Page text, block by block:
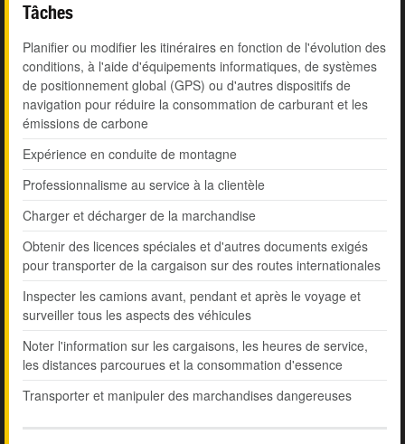
Tâches
Planifier ou modifier les itinéraires en fonction de l'évolution des
conditions, à l'aide d'équipements informatiques, de systèmes
de positionnement global (GPS) ou d'autres dispositifs de
navigation pour réduire la consommation de carburant et les
émissions de carbone
Expérience en conduite de montagne
Professionnalisme au service à la clientèle
Charger et décharger de la marchandise
Obtenir des licences spéciales et d'autres documents exigés
pour transporter de la cargaison sur des routes internationales
Inspecter les camions avant, pendant et après le voyage et
surveiller tous les aspects des véhicules
Noter l'information sur les cargaisons, les heures de service,
les distances parcourues et la consommation d'essence
Transporter et manipuler des marchandises dangereuses